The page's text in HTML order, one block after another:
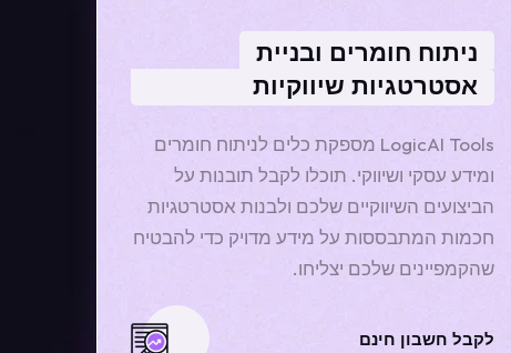
ניתוח חומרים ובניית
אסטרטגיות שיווקיות
LogicAI Tools מספקת כלים לניתוח חומרים
ומידע עסקי ושיווקי. תוכלו לקבל תובנות על
הביצועים השיווקיים שלכם ולבנות אסטרטגיות
חכמות המתבססות על מידע מדויק כדי להבטיח
שהקמפיינים שלכם יצליחו.
לקבל חשבון חינם